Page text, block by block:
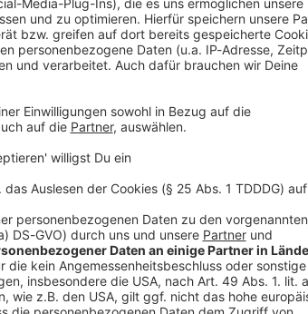
Nürnberg und Fürth. Nach
führten die Schneemassen weiter
Mitteilungen.
Der Landkreis Forchheim teilte mit,
werden.
teilweise oder ganz
Kein Präsenzunterricht
ausfällt. Die Schulleitungen
erfolgt oder